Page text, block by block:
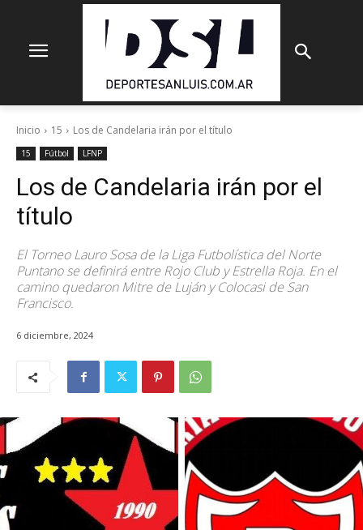
Inicio 15 Los de Candelaria irán por el título
15 Fútbol LFNP
Los de Candelaria irán por el
título
El Torneo Lauro Sosa de la Liga Futbolística del Norte
Puntano se definirá entre Rojo Club y Estrella Roja. En el
camino quedaron Mitre de Luján y Colocasi de San
Francisco.
6 diciembre, 2024